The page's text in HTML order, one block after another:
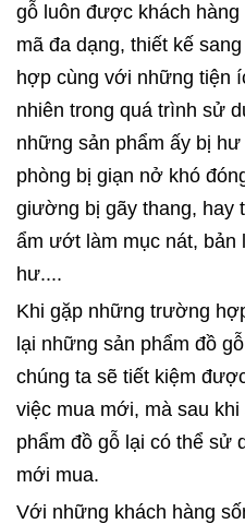
gỗ luôn được khách
mã đa dạng, thiết kế
hợp cùng với những tiện
nhiên trong quá trình sử
những sản phẩm ấy bị
phòng bị giạn nở khó
giường bị gãy thang, hay
ẩm ướt làm mục nát, bản
hư....
Khi gặp những trường
lại những sản phẩm đồ
chúng ta sẽ tiết kiệm
việc mua mới, mà sau
phẩm đồ gỗ lại có thể sử
mới mua.
Với những khách hàng